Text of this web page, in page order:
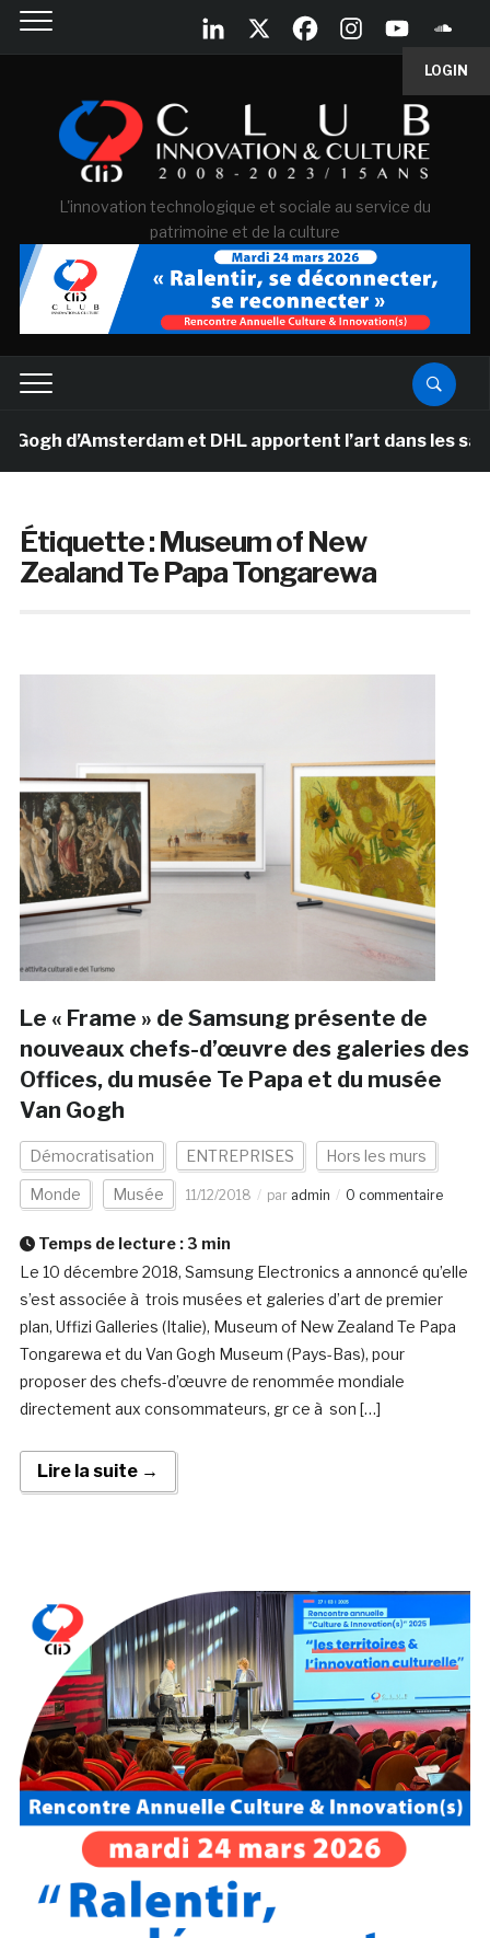
LOGIN
L'innovation technologique et sociale au service du
patrimoine et de la culture
d’Amsterdam et DHL apportent l’art dans les salles
Étiquette :Museum of New
Zealand Te Papa Tongarewa
Le « Frame » de Samsung présente de
nouveaux chefs-d’œuvre des galeries des
Offices, du musée Te Papa et du musée
Van Gogh
Démocratisation ENTREPRISES Hors les murs
Monde Musée 11/12/2018 par admin 0 commentaire
Temps de lecture : 3 min
Le 10 décembre 2018, Samsung Electronics a annoncé qu’elle
s’est associée à trois musées et galeries d’art de premier
plan, Uffizi Galleries (Italie), Museum of New Zealand Te Papa
Tongarewa et du Van Gogh Museum (Pays-Bas), pour
proposer des chefs-d’œuvre de renommée mondiale
directement aux consommateurs, gr ce à son […]
Lire la suite →